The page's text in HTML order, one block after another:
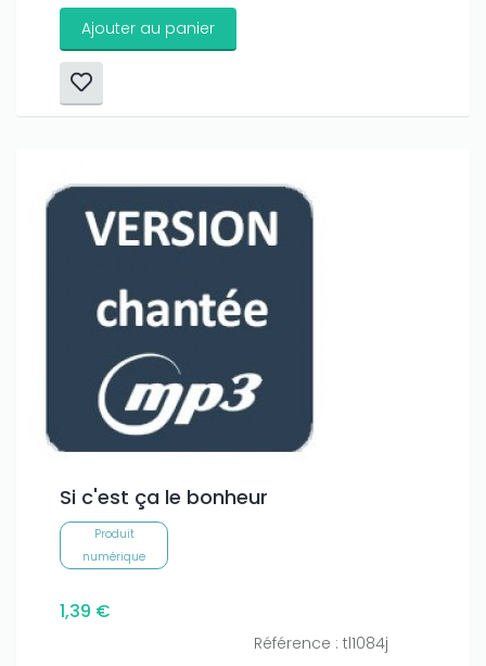
Ajouter au panier
Si c'est ça le bonheur
Produit
numérique
1,39 €
Référence : tl1084j